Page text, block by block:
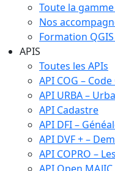
Toute la
Nos
Formation
APIS
Toutes les APIs
API COG –
API URBA –
API Cadastre
API DFI –
API DVF + –
API COPRO –